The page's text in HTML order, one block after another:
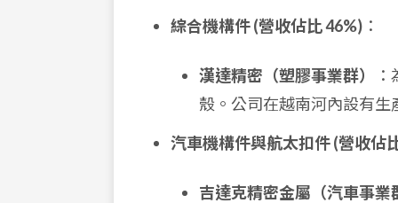
綜合機構件 (營收佔比 46%) ：
漢達精密（塑膠事業群）
殼。公司在越南河內設有生
汽車機構件與航太扣件 (營收佔
吉達克精密金屬（汽車事業